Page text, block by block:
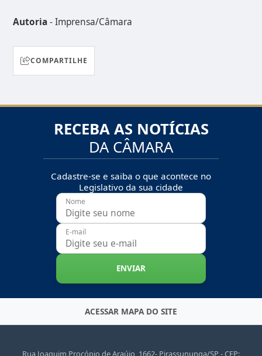
Autoria- Imprensa/Câmara
COMPARTILHE
RECEBA AS NOTÍCIAS
DA CÂMARA
Cadastre-se e saiba o que acontece no
Legislativo da sua cidade
Nome
E-mail
ENVIAR
ACESSAR MAPA DO SITE
Rua Joaquim Procópio de Araújo, 1662- Pirassununga/SP - CEP: